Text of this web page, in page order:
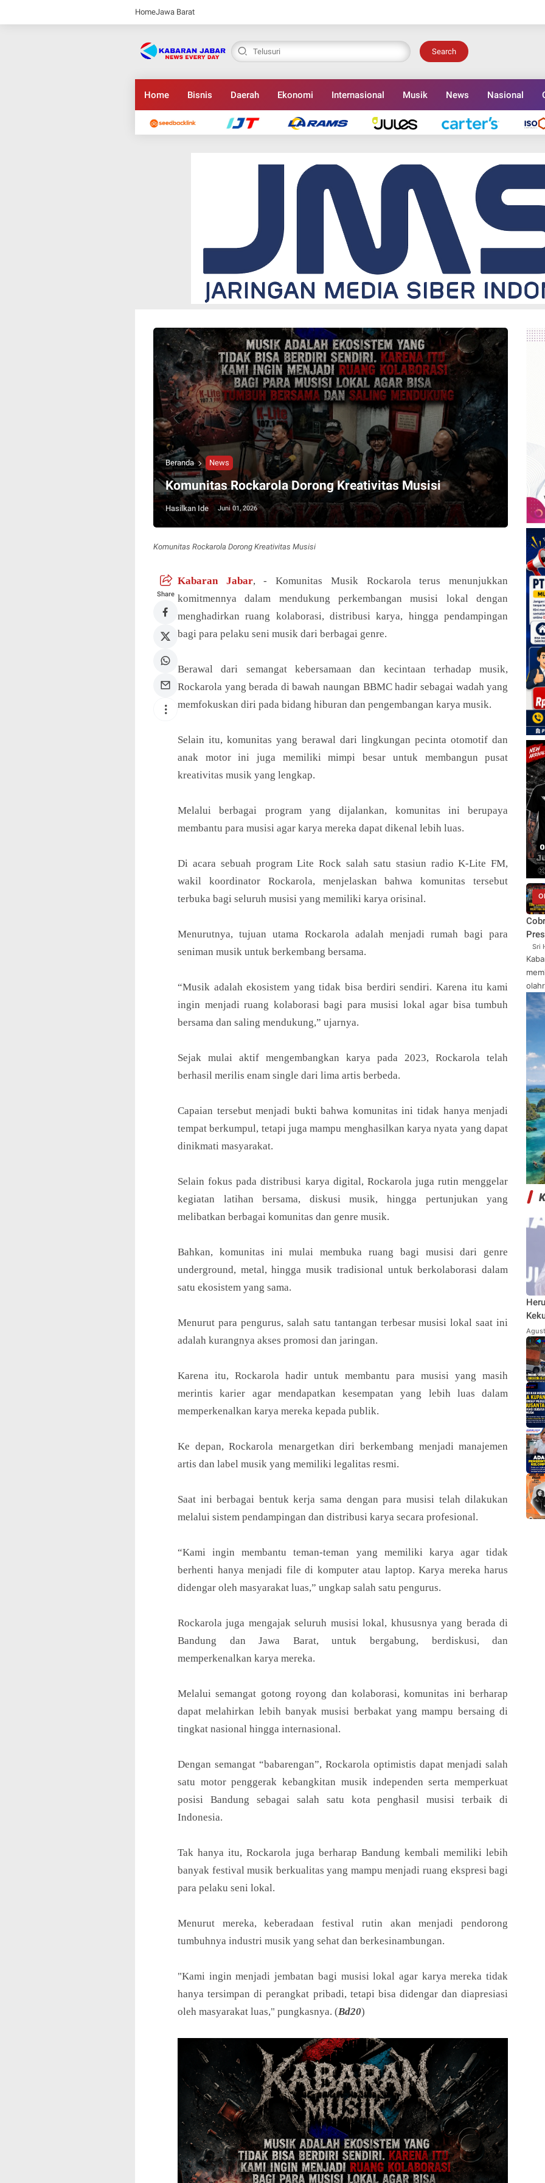
HomeJawa Barat
Search
Home Bisnis Daerah Ekonomi Internasional Musik News Nasional
Beranda News
Komunitas Rockarola Dorong Kreativitas Musisi
Hasilkan Ide Juni 01, 2026
Komunitas Rockarola Dorong Kreativitas Musisi
Share
Komunitas Rockarola Dorong Kreativitas Musisi
Kabaran Jabar, - Komunitas Musik Rockarola terus menunjukkan
komitmennya dalam mendukung perkembangan musisi lokal dengan
menghadirkan ruang kolaborasi, distribusi karya, hingga pendampingan
bagi para pelaku seni musik dari berbagai genre.
Berawal dari semangat kebersamaan dan kecintaan terhadap musik,
Rockarola yang berada di bawah naungan BBMC hadir sebagai wadah yang
memfokuskan diri pada bidang hiburan dan pengembangan karya musik.
Selain itu, komunitas yang berawal dari lingkungan pecinta otomotif dan
anak motor ini juga memiliki mimpi besar untuk membangun pusat
kreativitas musik yang lengkap.
Melalui berbagai program yang dijalankan, komunitas ini berupaya
membantu para musisi agar karya mereka dapat dikenal lebih luas.
Di acara sebuah program Lite Rock salah satu stasiun radio K-Lite FM,
wakil koordinator Rockarola, menjelaskan bahwa komunitas tersebut
terbuka bagi seluruh musisi yang memiliki karya orisinal.
Menurutnya, tujuan utama Rockarola adalah menjadi rumah bagi para
seniman musik untuk berkembang bersama.
“Musik adalah ekosistem yang tidak bisa berdiri sendiri. Karena itu kami
ingin menjadi ruang kolaborasi bagi para musisi lokal agar bisa tumbuh
bersama dan saling mendukung,” ujarnya.
Sejak mulai aktif mengembangkan karya pada 2023, Rockarola telah
berhasil merilis enam single dari lima artis berbeda.
Capaian tersebut menjadi bukti bahwa komunitas ini tidak hanya menjadi
tempat berkumpul, tetapi juga mampu menghasilkan karya nyata yang dapat
dinikmati masyarakat.
Selain fokus pada distribusi karya digital, Rockarola juga rutin menggelar
kegiatan latihan bersama, diskusi musik, hingga pertunjukan yang
melibatkan berbagai komunitas dan genre musik.
Bahkan, komunitas ini mulai membuka ruang bagi musisi dari genre
underground, metal, hingga musik tradisional untuk berkolaborasi dalam
satu ekosistem yang sama.
Menurut para pengurus, salah satu tantangan terbesar musisi lokal saat ini
adalah kurangnya akses promosi dan jaringan.
Karena itu, Rockarola hadir untuk membantu para musisi yang masih
merintis karier agar mendapatkan kesempatan yang lebih luas dalam
memperkenalkan karya mereka kepada publik.
Ke depan, Rockarola menargetkan diri berkembang menjadi manajemen
artis dan label musik yang memiliki legalitas resmi.
Saat ini berbagai bentuk kerja sama dengan para musisi telah dilakukan
melalui sistem pendampingan dan distribusi karya secara profesional.
“Kami ingin membantu teman-teman yang memiliki karya agar tidak
berhenti hanya menjadi file di komputer atau laptop. Karya mereka harus
didengar oleh masyarakat luas,” ungkap salah satu pengurus.
Rockarola juga mengajak seluruh musisi lokal, khususnya yang berada di
Bandung dan Jawa Barat, untuk bergabung, berdiskusi, dan
memperkenalkan karya mereka.
Melalui semangat gotong royong dan kolaborasi, komunitas ini berharap
dapat melahirkan lebih banyak musisi berbakat yang mampu bersaing di
tingkat nasional hingga internasional.
Dengan semangat “babarengan”, Rockarola optimistis dapat menjadi salah
satu motor penggerak kebangkitan musik independen serta memperkuat
posisi Bandung sebagai salah satu kota penghasil musisi terbaik di
Indonesia.
Tak hanya itu, Rockarola juga berharap Bandung kembali memiliki lebih
banyak festival musik berkualitas yang mampu menjadi ruang ekspresi bagi
para pelaku seni lokal.
Menurut mereka, keberadaan festival rutin akan menjadi pendorong
tumbuhnya industri musik yang sehat dan berkesinambungan.
"Kami ingin menjadi jembatan bagi musisi lokal agar karya mereka tidak
hanya tersimpan di perangkat pribadi, tetapi bisa didengar dan diapresiasi
oleh masyarakat luas," pungkasnya. (Bd20)
Komunitas Rockarola Dorong Kreativitas Musisi
Sri